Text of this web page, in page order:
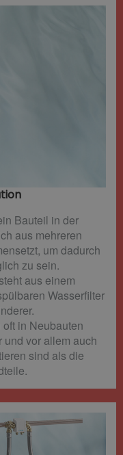
Bauteil in der
aus mehreren
um dadurch
zu sein.
aus einem
Wasserfilter
in Neubauten
vor allem auch
sind als die